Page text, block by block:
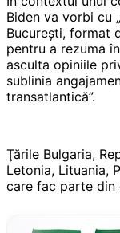
Biden va vorbi cu
București, format
pentru a rezuma
asculta opiniile
sublinia
transatlantică”.
Ţările Bulgaria,
Letonia, Lituania,
care fac parte din